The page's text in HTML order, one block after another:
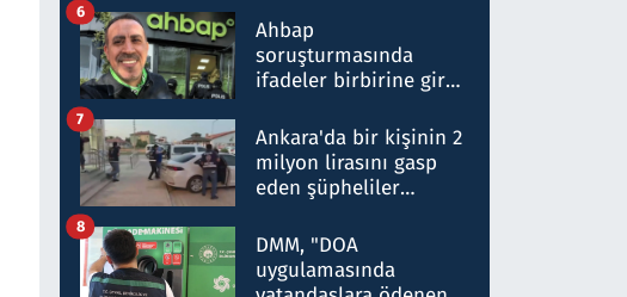
nitelikte olduğunu
belirtti
Ahbap
soruşturmasında
ifadeler birbirine girdi:
ifadelerinden ortaya
çıkan tablo şok etti
6
Ankara'da bir kişinin 2
milyon lirasını gasp
eden şüpheliler
7
DMM, "DOA
uygulamasında
8